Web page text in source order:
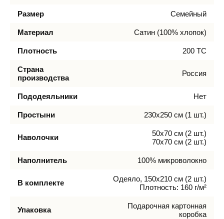
Размер Семейный
Материал Сатин (100% хлопок)
Плотность 200 ТС
Страна
производства
Россия
Пододеяльники Нет
Простыни 230х250 см (1 шт.)
Наволочки
50х70 см (2 шт.)
70х70 см (2 шт.)
Наполнитель 100% микроволокно
В комплекте
Одеяло, 150х210 см (2 шт.)
Плотность: 160 г/м²
Упаковка
Подарочная картонная
коробка